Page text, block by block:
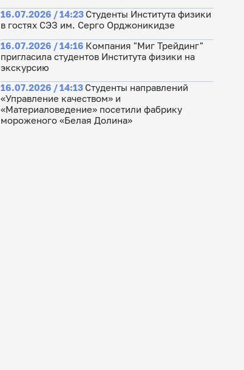
16.07.2026 / 14:23 Студенты Института физики
в гостях СЭЗ им. Серго Орджоникидзе
16.07.2026 / 14:16 Компания "Миг Трейдинг"
пригласила студентов Института физики на
экскурсию
16.07.2026 / 14:13 Студенты направлений
«Управление качеством» и
«Материаловедение» посетили фабрику
мороженого «Белая Долина»